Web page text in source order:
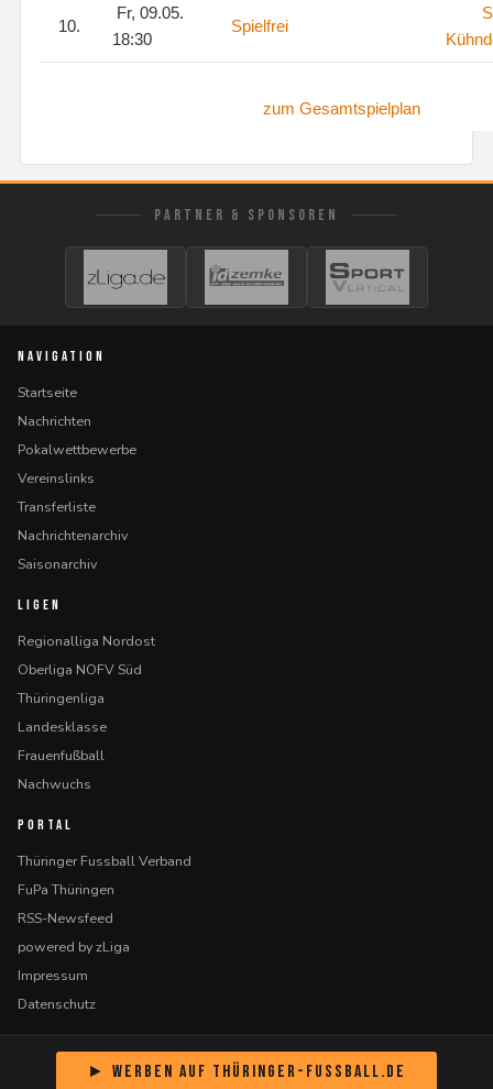
10.
Fr, 09.05.
18:30
Spielfrei
zum Gesamtspielplan
PARTNER & SPONSOREN
NAVIGATION
Startseite
Nachrichten
Pokalwettbewerbe
Vereinslinks
Transferliste
Nachrichtenarchiv
Saisonarchiv
LIGEN
Regionalliga Nordost
Oberliga NOFV Süd
Thüringenliga
Landesklasse
Frauenfußball
Nachwuchs
PORTAL
Thüringer Fussball Verband
FuPa Thüringen
RSS-Newsfeed
powered by zLiga
Impressum
Datenschutz
► Werben auf Thüringer-Fussball.de